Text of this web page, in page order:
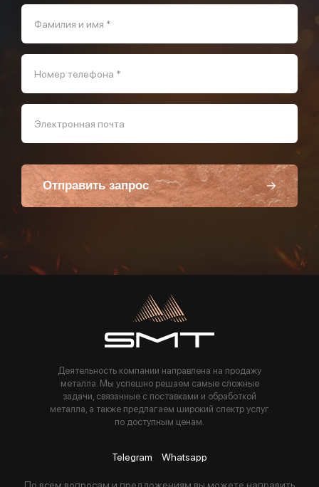
Фамилия и имя *
Номер телефона *
Электронная почта
Отправить запрос
Пользуясь данной формой вы соглашаетесь с политикой компании
Деятельность компании направлена на продажу
металла. Мы успешно решаем самые сложные
задачи, связанные с поставками и обработкой
металла, а также предлагаем широкий спектр услуг
по доступным ценам.
Telegram Whatsapp